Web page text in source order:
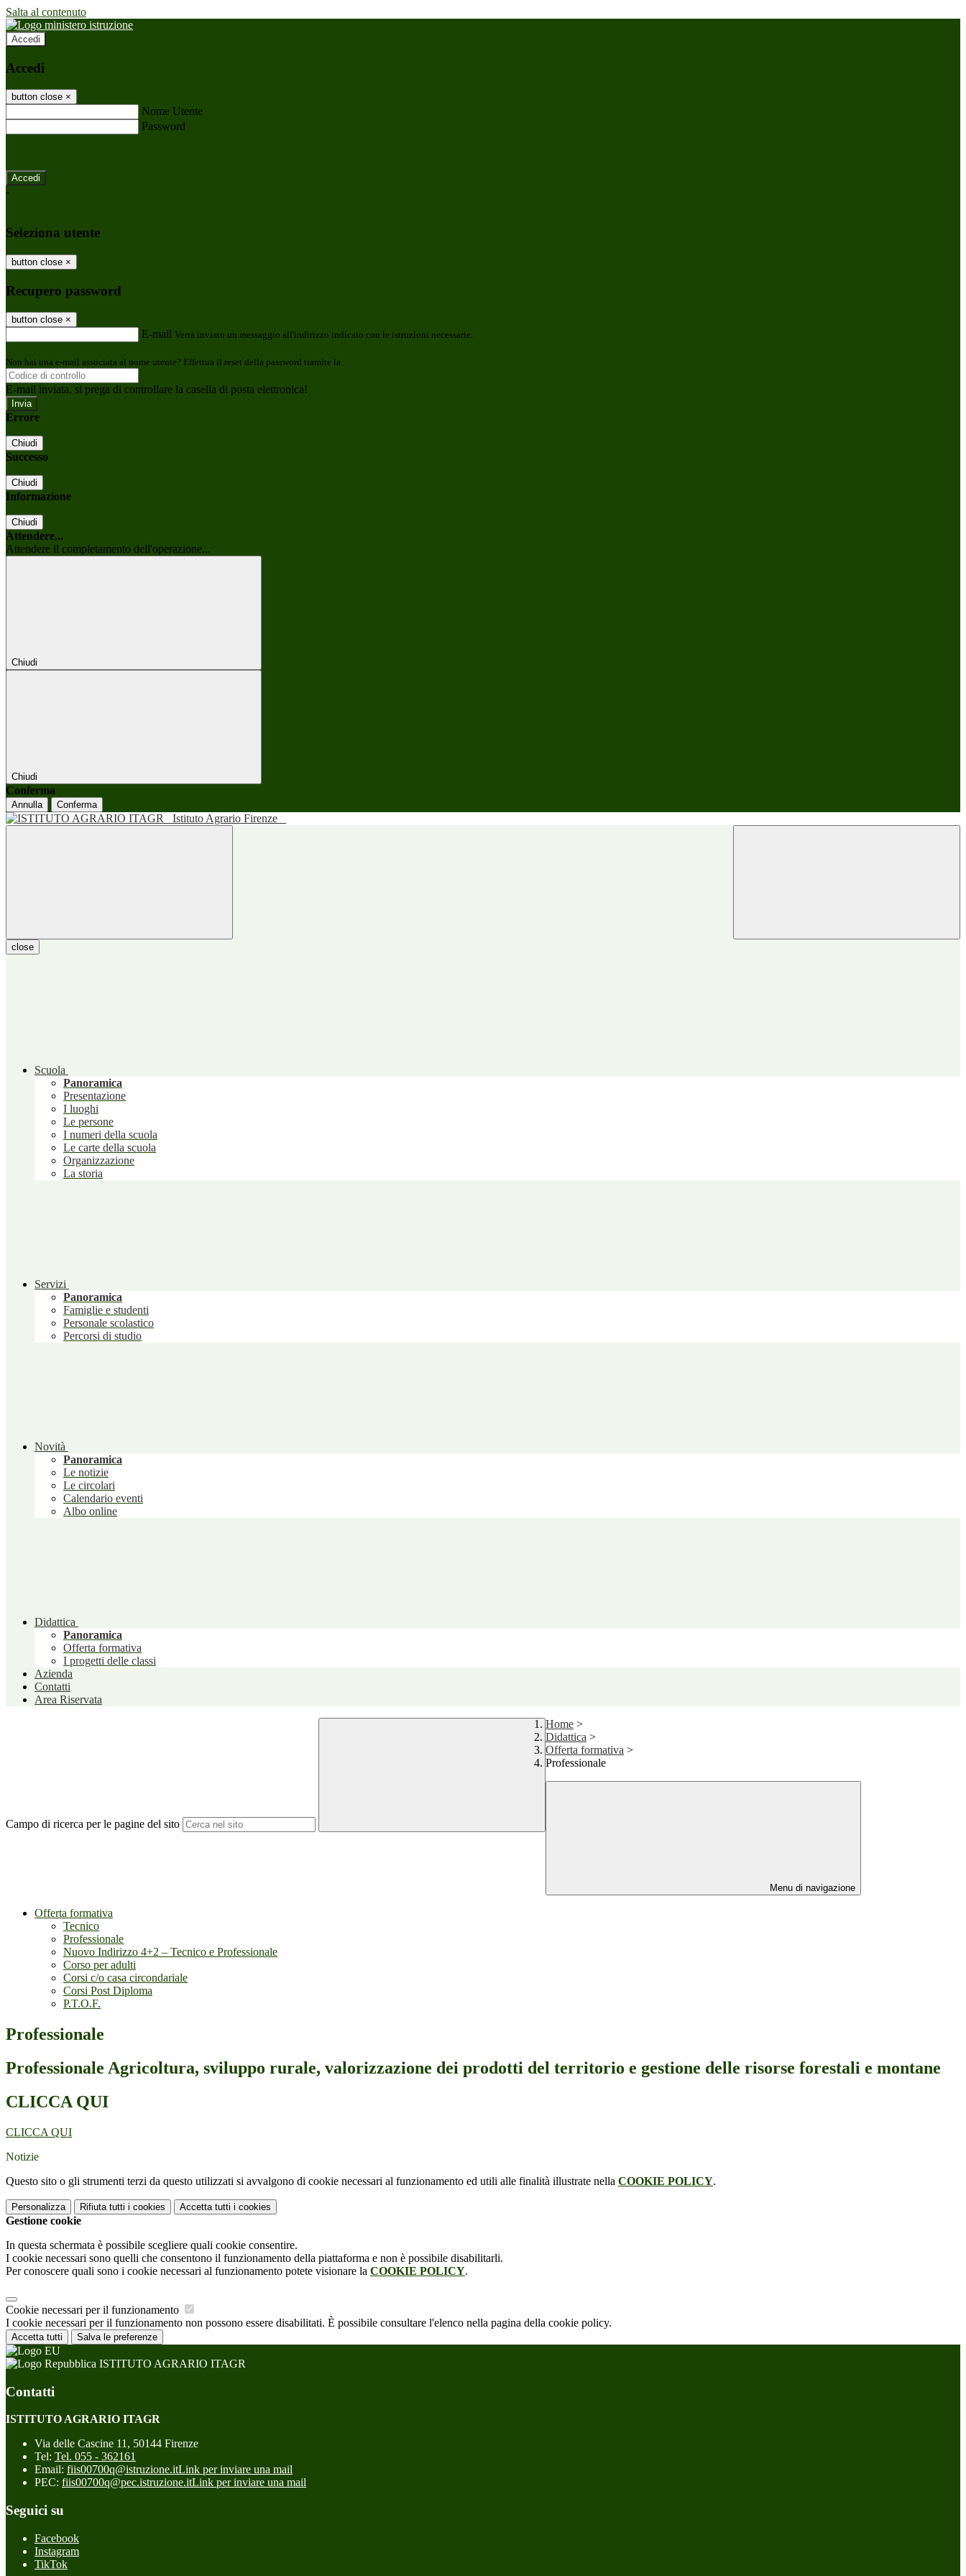
Salta al contenuto
Accedi
Accedi
button close ×
Nome Utente
Password
-
Seleziona utente
button close ×
Recupero password
button close ×
E-mail Verrà inviato un messaggio all'indirizzo indicato con le istruzioni necessarie.
Non hai una e-mail associata al nome utente? Effettua il reset della password tramite la
E-mail inviata, si prega di controllare la casella di posta elettronica!
Errore
Chiudi
Successo
Chiudi
Informazione
Chiudi
Attendere...
Attendere il completamento dell'operazione...
Chiudi
Chiudi
Conferma
Annulla Conferma
Istituto Agrario Firenze
close
Scuola
Panoramica
Presentazione
I luoghi
Le persone
I numeri della scuola
Le carte della scuola
Organizzazione
La storia
Servizi
Panoramica
Famiglie e studenti
Personale scolastico
Percorsi di studio
Novità
Panoramica
Le notizie
Le circolari
Calendario eventi
Albo online
Didattica
Panoramica
Offerta formativa
I progetti delle classi
Azienda
Contatti
Area Riservata
Campo di ricerca per le pagine del sito
Home >
Didattica >
Offerta formativa >
Professionale
Menu di navigazione
Offerta formativa
Tecnico
Professionale
Nuovo Indirizzo 4+2 – Tecnico e Professionale
Corso per adulti
Corsi c/o casa circondariale
Corsi Post Diploma
P.T.O.F.
Professionale
Professionale Agricoltura, sviluppo rurale, valorizzazione dei prodotti del territorio e gestione delle risorse forestali e montane
CLICCA QUI
CLICCA QUI
Notizie
Questo sito o gli strumenti terzi da questo utilizzati si avvalgono di cookie necessari al funzionamento ed utili alle finalità illustrate nella COOKIE POLICY.
Personalizza Rifiuta tutti i cookies Accetta tutti i cookies
Gestione cookie
In questa schermata è possibile scegliere quali cookie consentire.
I cookie necessari sono quelli che consentono il funzionamento della piattaforma e non è possibile disabilitarli.
Per conoscere quali sono i cookie necessari al funzionamento potete visionare la COOKIE POLICY.
Cookie necessari per il funzionamento
I cookie necessari per il funzionamento non possono essere disabilitati. È possibile consultare l'elenco nella pagina della cookie policy.
Accetta tutti Salva le preferenze
ISTITUTO AGRARIO ITAGR
Contatti
ISTITUTO AGRARIO ITAGR
Via delle Cascine 11, 50144 Firenze
Tel: Tel. 055 - 362161
Email: fiis00700q@istruzione.itLink per inviare una mail
PEC: fiis00700q@pec.istruzione.itLink per inviare una mail
Seguici su
Facebook
Instagram
TikTok